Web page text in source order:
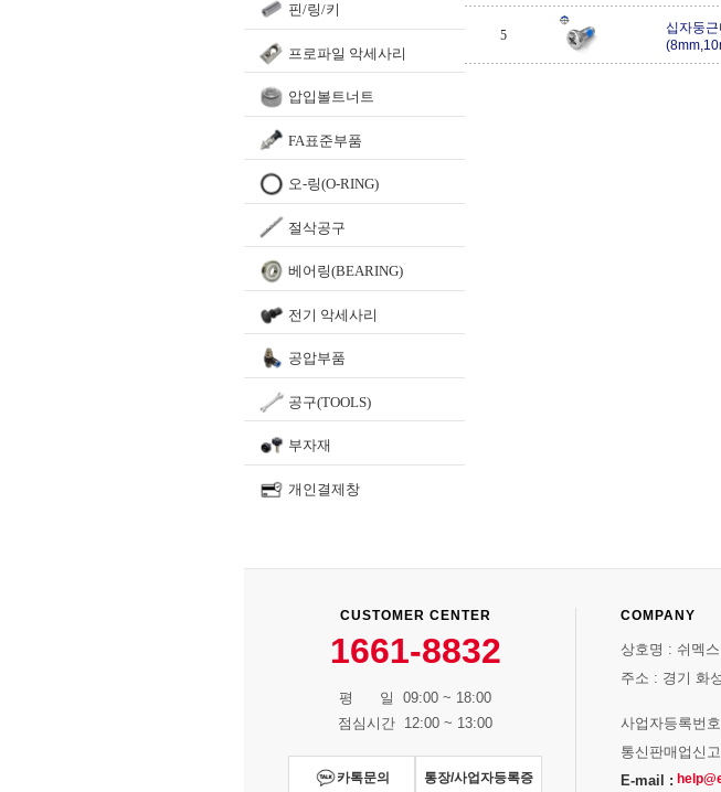
핀/링/키
프로파일 악세사리
압입볼트너트
FA표준부품
오-링(O-RING)
절삭공구
베어링(BEARING)
전기 악세사리
공압부품
공구(TOOLS)
부자재
개인결제창
5
십자둥
CUSTOMER CENTER
1661-8832
평 일 09:00 ~ 18:00
점심시간 12:00 ~ 13:00
카톡문의 통장/사업자등록증
COMPANY
상호명 : 쉬멕
주소 : 경기 화
사업자등록번
통신판매업신
E-mail :